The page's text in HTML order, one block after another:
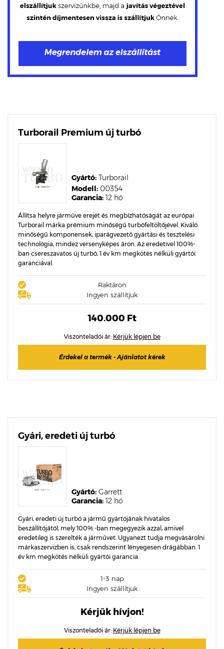
Turborail Premium új turbó
Garancia: 12 hó
Modell: 00354
Gyártó: Turborail
Állítsa helyre járműve erejét és megbízhatóságát az európai
Turborail márka prémium minőségű turbófeltöltőjével. Kiváló
minőségű komponensek, iparágvezető gyártási és tesztelési
technológia, mindez versenyképes áron. Az eredetivel 100%-
ban csereszavatos új turbó, 1 év km megkötés nélküli gyártói
garanciával.
Raktáron
Ingyen szállítjuk
140.000 Ft
Viszonteladói ár: Kérjük lépjen be
Érdekel a termék - Ajánlatot kérek
Gyári, eredeti új turbó
Garancia: 12 hó
Gyártó: Garrett
Gyári, eredeti új turbó a jármű gyártójának hivatalos
beszállítójától, mely 100% -ban megegyezik azzal, amivel
eredetileg is szerelték a járművet. Ugyanezt tudja megvásárolni
márkaszervizben is, csak rendszerint lényegesen drágábban. 1
év km megkötés nélküli gyártói garancia.
1-3 nap
Ingyen szállítjuk
Kérjük hívjon!
Viszonteladói ár: Kérjük lépjen be